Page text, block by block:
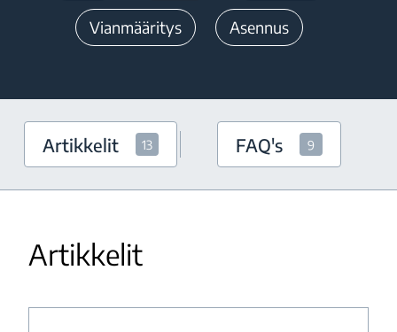
Vianmääritys Asennus
Artikkelit 13 FAQ's 9
Artikkelit